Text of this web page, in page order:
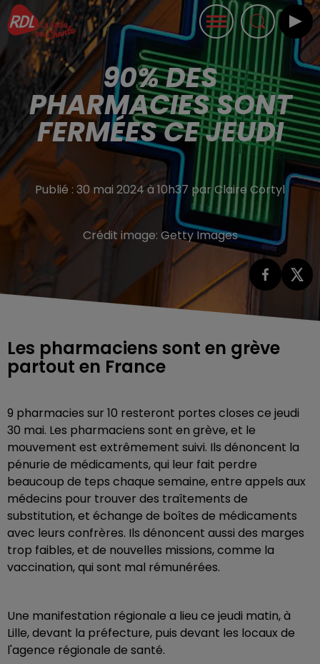
90% DES
PHARMACIES SONT
FERMÉES CE JEUDI
Publié : 30 mai 2024 à 10h37 par Claire Cortyl
Crédit image: Getty Images
Les pharmaciens sont en grève
partout en France
9 pharmacies sur 10 resteront portes closes ce jeudi
30 mai. Les pharmaciens sont en grève, et le
mouvement est extrêmement suivi. Ils dénoncent la
pénurie de médicaments, qui leur fait perdre
beaucoup de teps chaque semaine, entre appels aux
médecins pour trouver des traîtements de
substitution, et échange de boîtes de médicaments
avec leurs confrères. Ils dénoncent aussi des marges
trop faibles, et de nouvelles missions, comme la
vaccination, qui sont mal rémunérées.
Une manifestation régionale a lieu ce jeudi matin, à
Lille, devant la préfecture, puis devant les locaux de
l'agence régionale de santé.